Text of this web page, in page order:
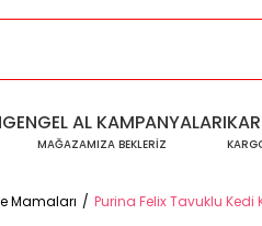
GEL AL KAMPANYALARI
MAĞAZAMIZA BEKLERİZ
Mamaları Purina Felix Tavuklu Kedi